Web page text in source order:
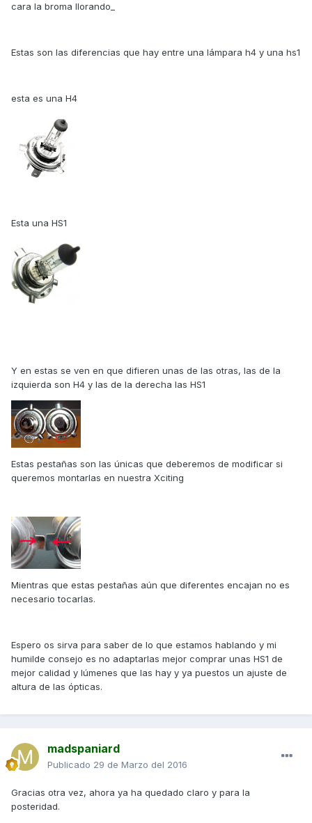
cara la broma llorando_
Estas son las diferencias que hay entre una lámpara h4 y una hs1
esta es una H4
Esta una HS1
Y en estas se ven en que difieren unas de las otras, las de la
izquierda son H4 y las de la derecha las HS1
Estas pestañas son las únicas que deberemos de modificar si
queremos montarlas en nuestra Xciting
Mientras que estas pestañas aún que diferentes encajan no es
necesario tocarlas.
Espero os sirva para saber de lo que estamos hablando y mi
humilde consejo es no adaptarlas mejor comprar unas HS1 de
mejor calidad y lúmenes que las hay y ya puestos un ajuste de
altura de las ópticas.
madspaniard
Publicado 29 de Marzo del 2016
Gracias otra vez, ahora ya ha quedado claro y para la
posteridad.